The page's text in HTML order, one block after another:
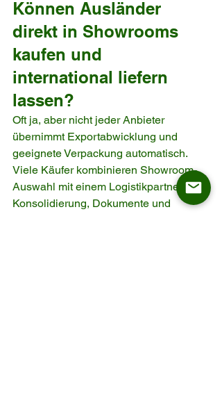
Können Ausländer
direkt in Showrooms
kaufen und
international liefern
lassen?
Oft ja, aber nicht jeder Anbieter
übernimmt Exportabwicklung und
geeignete Verpackung automatisch.
Viele Käufer kombinieren Showroom-
Auswahl mit einem Logistikpartner, der
Konsolidierung, Dokumente und